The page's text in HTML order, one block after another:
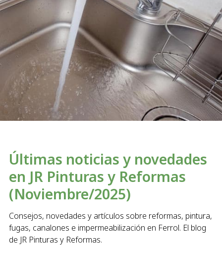
Últimas noticias y novedades
en JR Pinturas y Reformas
(Noviembre/2025)
Consejos, novedades y artículos sobre reformas, pintura,
fugas, canalones e impermeabilización en Ferrol. El blog
de JR Pinturas y Reformas.